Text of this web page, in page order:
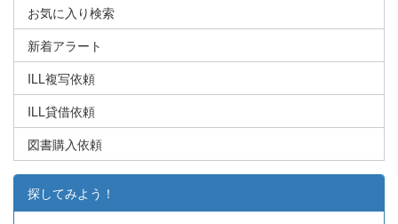
お気に入り検索
新着アラート
ILL複写依頼
ILL貸借依頼
図書購入依頼
探してみよう！